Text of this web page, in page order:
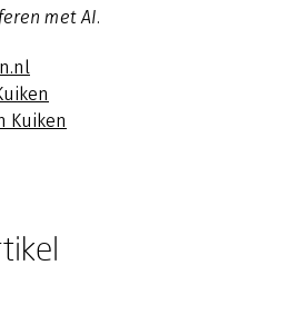
met AI.
Kuiken